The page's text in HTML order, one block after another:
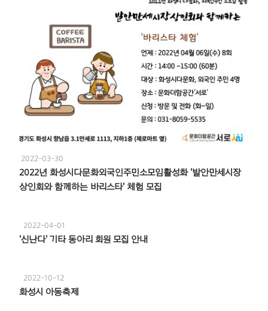
2022-03-30
2022년 화성시다문화외국인주민소모임활성화 '발안만세시장
상인회와 함께하는 바리스타' 체험 모집
2022-04-01
'신난다' 기타 동아리 회원 모집 안내
2022-10-12
화성시 아동축제